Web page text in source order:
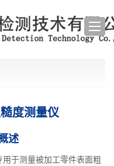
度测量仪
述
用于测量被加工零件表面粗